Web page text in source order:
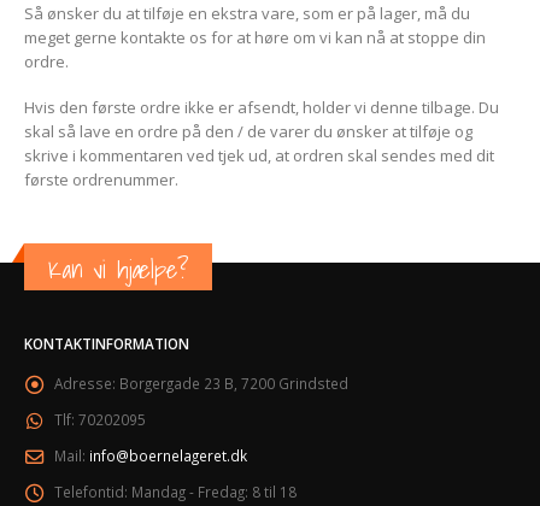
Så ønsker du at tilføje en ekstra vare, som er på lager, må du
meget gerne kontakte os for at høre om vi kan nå at stoppe din
ordre.
Hvis den første ordre ikke er afsendt, holder vi denne tilbage. Du
skal så lave en ordre på den / de varer du ønsker at tilføje og
skrive i kommentaren ved tjek ud, at ordren skal sendes med dit
første ordrenummer.
Kan vi hjælpe?
KONTAKTINFORMATION
Adresse: Borgergade 23 B, 7200 Grindsted
Tlf: 70202095
Mail: info@boernelageret.dk
Telefontid: Mandag - Fredag: 8 til 18